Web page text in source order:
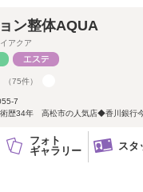
ン整体AQUA
アクア
（75件）
7
歴34年 高松市の人気店◆香川銀行
フォト
ギャラリー
スタ